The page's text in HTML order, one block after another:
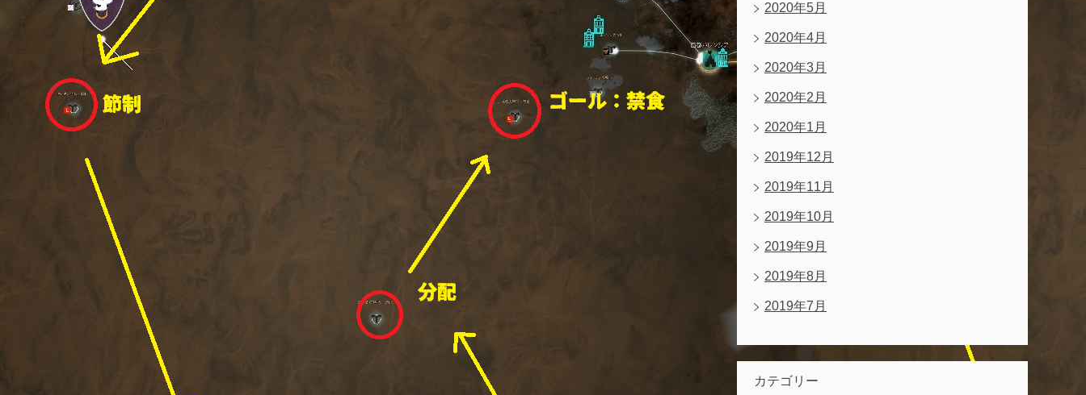
2020年5月
2020年4月
2020年3月
2020年2月
2020年1月
2019年12月
2019年11月
2019年10月
2019年9月
2019年8月
2019年7月
カテゴリー